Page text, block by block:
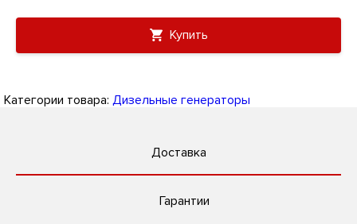
Купить
Категории товара: Дизельные генераторы
Доставка
Гарантии